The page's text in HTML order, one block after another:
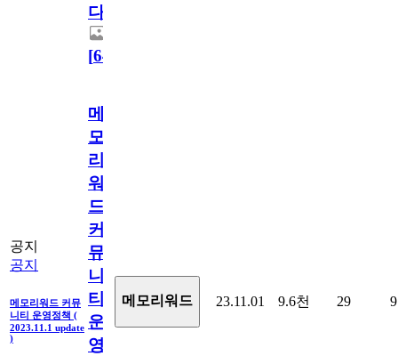
다.
[64
공지
공지
메모리워드 커뮤
니티 운영정책 (
2023.11.1 update
)
메
모
리
워
드
커
뮤
니
티
운
영
메모리워드 23.11.01 9.6천 29 9